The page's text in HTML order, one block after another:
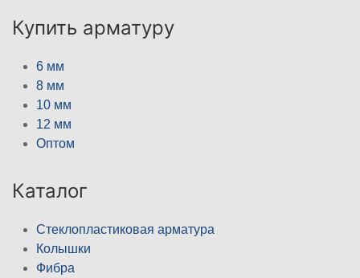
Купить арматуру
6 мм
8 мм
10 мм
12 мм
Оптом
Каталог
Стеклопластиковая арматура
Колышки
Фибра